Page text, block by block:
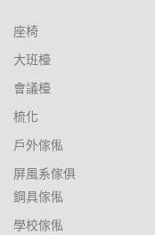
座椅
大班檯
會議檯
梳化
戶外傢俬
屏風系傢俱
鋼具傢俬
學校傢俬